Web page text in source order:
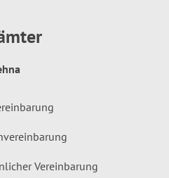
Vereinbarung